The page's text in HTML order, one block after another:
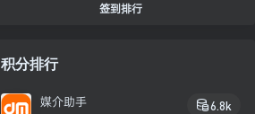
签到排行
积分排行
媒介助手 6.8k